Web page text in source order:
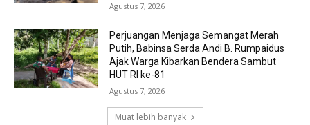
Agustus 7, 2026
Perjuangan Menjaga Semangat Merah
Putih, Babinsa Serda Andi B. Rumpaidus
Ajak Warga Kibarkan Bendera Sambut
HUT RI ke-81
Agustus 7, 2026
Muat lebih banyak